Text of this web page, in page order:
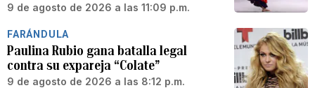
9 de agosto de 2026 a las 11:09 p.m.
FARÁNDULA
Paulina Rubio gana batalla legal
contra su expareja “Colate”
9 de agosto de 2026 a las 8:12 p.m.